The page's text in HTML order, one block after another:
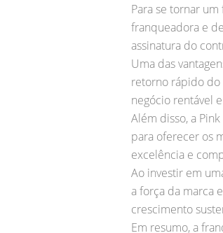
Para se tornar
franqueadora e
assinatura do
Uma das
retorno rápido do
negócio rentável
Além disso, a
para oferecer os
excelência e
Ao investir em
a força da marca
crescimento
Em resumo, a